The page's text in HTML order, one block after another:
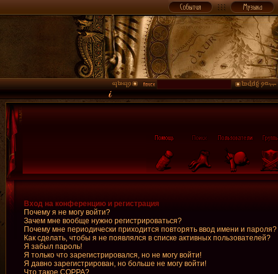
Вход на конференцию и регистрация
Почему я не могу войти?
Зачем мне вообще нужно регистрироваться?
Почему мне периодически приходится повторять ввод имени и пароля?
Как сделать, чтобы я не появлялся в списке активных пользователей?
Я забыл пароль!
Я только что зарегистрировался, но не могу войти!
Я давно зарегистрирован, но больше не могу войти!
Что такое COPPA?